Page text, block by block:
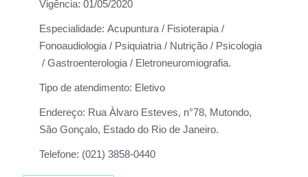
Vigência: 01/05/2020
Especialidade: Acupuntura / Fisioterapia /
Fonoaudiologia / Psiquiatria / Nutrição / Psicologia
/ Gastroenterologia / Eletroneuromiografia.
Tipo de atendimento: Eletivo
Endereço: Rua Àlvaro Esteves, n°78, Mutondo,
São Gonçalo, Estado do Rio de Janeiro.
Telefone: (021) 3858-0440